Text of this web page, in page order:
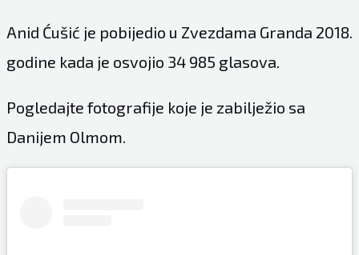
Anid Ćušić je pobijedio u Zvezdama Granda 2018.
godine kada je osvojio 34 985 glasova.
Pogledajte fotografije koje je zabilježio sa
Danijem Olmom.